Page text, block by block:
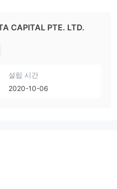
CAPITAL PTE. LTD.
설립 시간
2020-10-06